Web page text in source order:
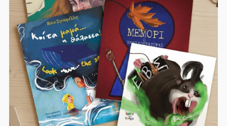
Εκπαιδευση Παιδικά Βιβλία Τέχνη
Φεμινισμός
Αναζήτηση
Search
for: